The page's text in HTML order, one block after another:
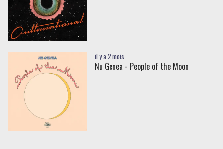
il y a 2 mois
Nu Genea - People of the Moon